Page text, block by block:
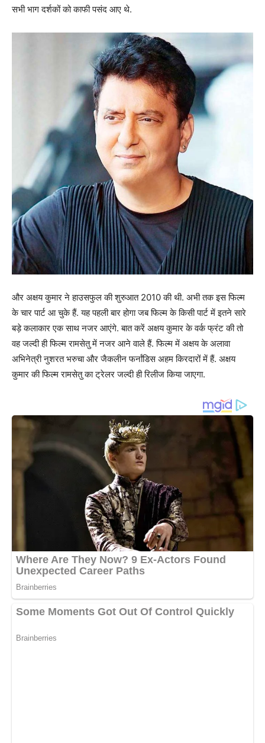
सभी भाग दर्शकों को काफी पसंद आए थे.
और अक्षय कुमार ने हाउसफुल की शुरुआत 2010 की थी. अभी तक इस फिल्म
के चार पार्ट आ चुके हैं. यह पहली बार होगा जब फिल्म के किसी पार्ट में इतने सारे
बड़े कलाकार एक साथ नजर आएंगे. बात करें अक्षय कुमार के वर्क फ्रंट की तो
वह जल्दी ही फिल्म रामसेतु में नजर आने वाले हैं. फिल्म में अक्षय के अलावा
अभिनेत्री नुशरत भरुचा और जैकलीन फर्नांडिस अहम किरदारों में हैं. अक्षय
कुमार की फिल्म रामसेतु का ट्रेलर जल्दी ही रिलीज किया जाएगा.